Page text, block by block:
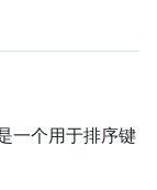
一个用于排序键